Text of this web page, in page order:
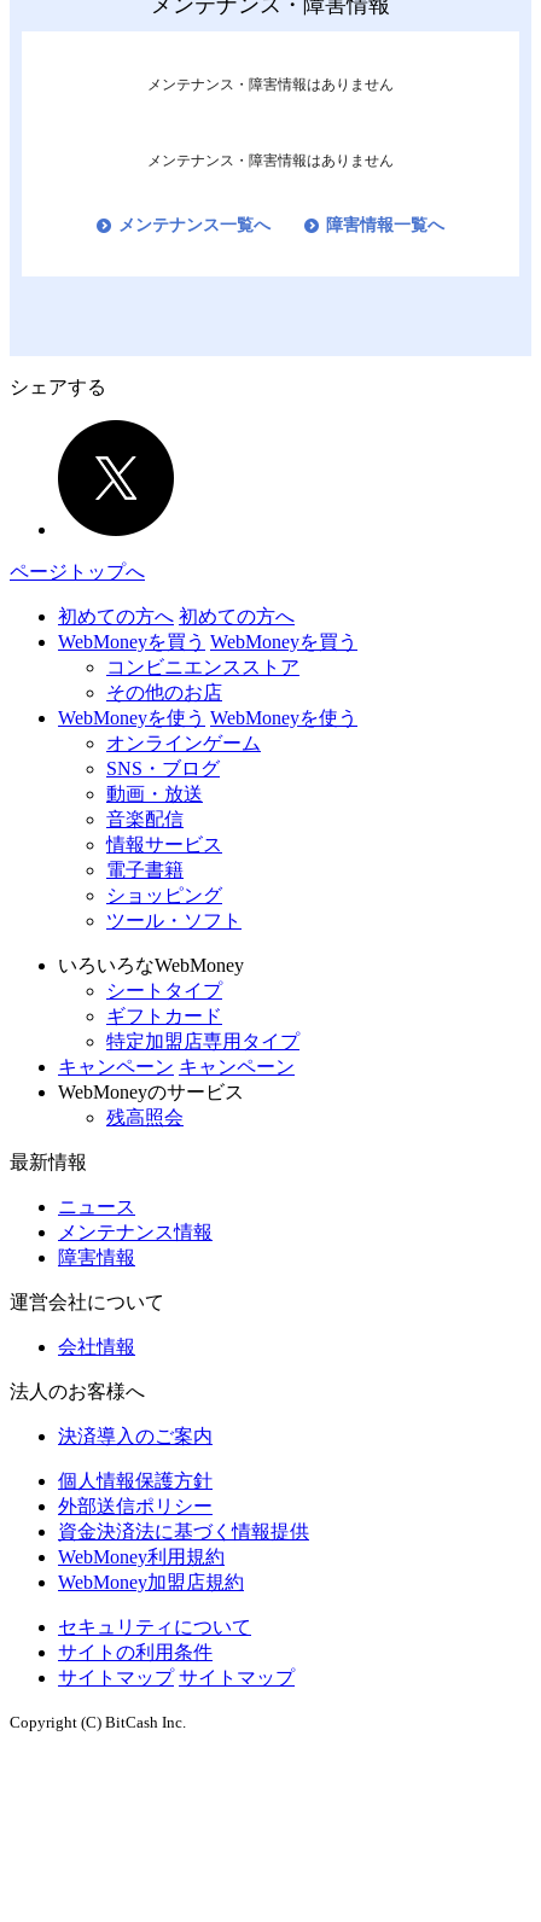
メンテナンス・障害情報はありません
メンテナンス・障害情報はありません
メンテナンス一覧へ 障害情報一覧へ
シェアする
ページトップへ
初めての方へ 初めての方へ
WebMoneyを買う WebMoneyを買う
コンビニエンスストア
その他のお店
WebMoneyを使う WebMoneyを使う
オンラインゲーム
SNS・ブログ
動画・放送
音楽配信
情報サービス
電子書籍
ショッピング
ツール・ソフト
いろいろなWebMoney
シートタイプ
ギフトカード
特定加盟店専用タイプ
キャンペーン キャンペーン
WebMoneyのサービス
残高照会
最新情報
ニュース
メンテナンス情報
障害情報
運営会社について
会社情報
法人のお客様へ
決済導入のご案内
個人情報保護方針
外部送信ポリシー
資金決済法に基づく情報提供
WebMoney利用規約
WebMoney加盟店規約
セキュリティについて
サイトの利用条件
サイトマップ サイトマップ
Copyright (C) BitCash Inc.